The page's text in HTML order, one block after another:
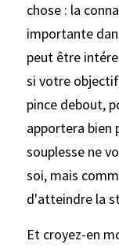
chose : la
importante
peut être
si votre
pince debout,
apportera bien
souplesse ne
soi, mais
d'atteindre la
Et croyez-en